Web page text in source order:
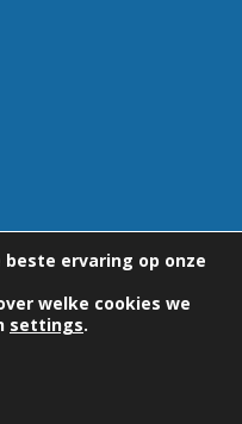
ervaring op onze
welke cookies we
settings.